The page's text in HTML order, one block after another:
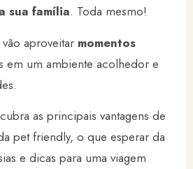
sua família. Toda mesmo!
aproveitar momentos
em um ambiente acolhedor e
as principais vantagens de
pet friendly, o que esperar da
e dicas para uma viagem